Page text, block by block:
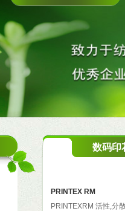
数码印
PRINTEX RM
PRINTEXRM 活性,分